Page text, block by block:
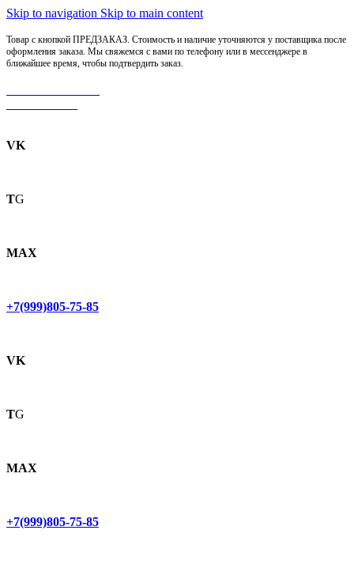
Skip to navigation Skip to main content
Товар с кнопкой ПРЕДЗАКАЗ. Стоимость и наличие уточняются у поставщика после
оформления заказа. Мы свяжемся с вами по телефону или в мессенджере в
ближайшее время, чтобы подтвердить заказ.
VK
TG
MAX
+7(999)805-75-85
VK
TG
MAX
+7(999)805-75-85